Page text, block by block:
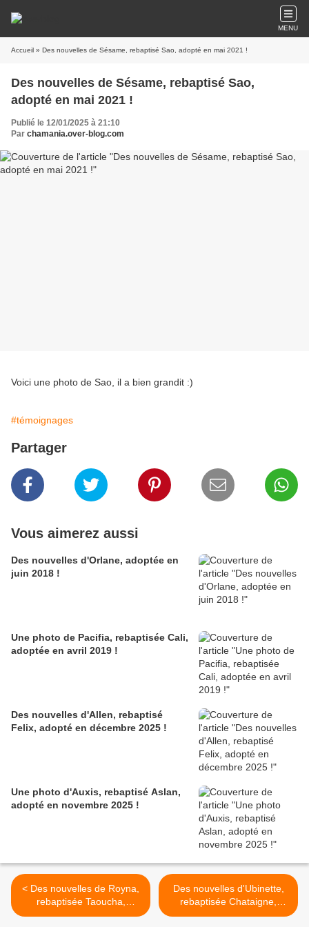
MENU
Accueil » Des nouvelles de Sésame, rebaptisé Sao, adopté en mai 2021 !
Des nouvelles de Sésame, rebaptisé Sao,
adopté en mai 2021 !
Publié le 12/01/2025 à 21:10
Par chamania.over-blog.com
Voici une photo de Sao, il a bien grandit :)
#témoignages
Partager
Vous aimerez aussi
Des nouvelles d'Orlane, adoptée en
juin 2018 !
Une photo de Pacifia, rebaptisée Cali,
adoptée en avril 2019 !
Des nouvelles d'Allen, rebaptisé
Felix, adopté en décembre 2025 !
Une photo d'Auxis, rebaptisé Aslan,
adopté en novembre 2025 !
< Des nouvelles de Royna,
rebaptisée Taoucha,
adoptée en novembre 2020
Des nouvelles d'Ubinette,
rebaptisée Chataigne,
adoptée en septembre